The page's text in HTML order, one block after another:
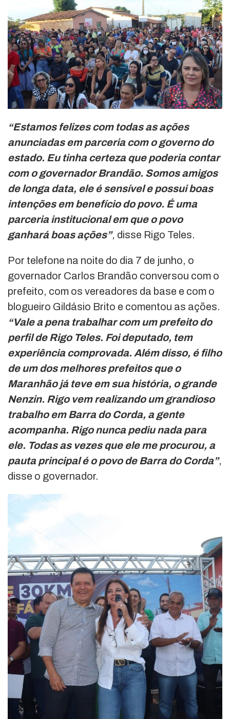
“Estamos felizes com todas as ações
anunciadas em parceria com o governo do
estado. Eu tinha certeza que poderia contar
com o governador Brandão. Somos amigos
de longa data, ele é sensível e possui boas
intenções em benefício do povo. É uma
parceria institucional em que o povo
ganhará boas ações”, disse Rigo Teles.
Por telefone na noite do dia 7 de junho, o
governador Carlos Brandão conversou com o
prefeito, com os vereadores da base e com o
blogueiro Gildásio Brito e comentou as ações.
“Vale a pena trabalhar com um prefeito do
perfil de Rigo Teles. Foi deputado, tem
experiência comprovada. Além disso, é filho
de um dos melhores prefeitos que o
Maranhão já teve em sua história, o grande
Nenzin. Rigo vem realizando um grandioso
trabalho em Barra do Corda, a gente
acompanha. Rigo nunca pediu nada para
ele. Todas as vezes que ele me procurou, a
pauta principal é o povo de Barra do Corda”,
disse o governador.